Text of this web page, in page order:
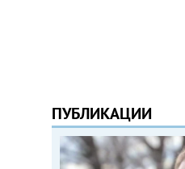
ПУБЛИКАЦИИ